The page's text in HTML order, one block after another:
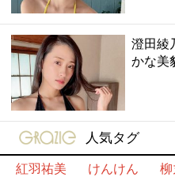
澄田綾
かな美
gravure-grazie
人気タグ
紅羽祐美
けんけん